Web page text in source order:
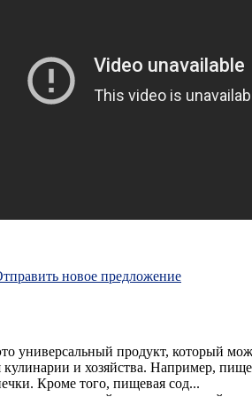
новое предложение
универсальный продукт, который
и хозяйства. Например,
Кроме того, пищевая сод...